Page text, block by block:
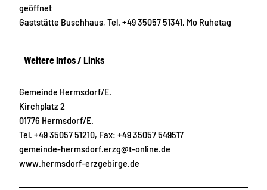
geöffnet
Gaststätte Buschhaus, Tel. +49 35057 51341, Mo Ruhetag
Weitere Infos / Links
Gemeinde Hermsdorf/E.
Kirchplatz 2
01776 Hermsdorf/E.
Tel. +49 35057 51210, Fax: +49 35057 549517
gemeinde-hermsdorf.erzg@t-online.de
www.hermsdorf-erzgebirge.de